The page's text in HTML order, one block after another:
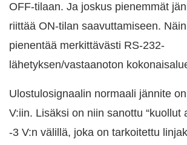
OFF-tilaan. Ja joskus pienemmät
riittää ON-tilan saavuttamiseen.
pienentää merkittävästi RS-232-
lähetyksen/vastaanoton
Ulostulosignaalin normaali jännite
V:iin. Lisäksi on niin sanottu “kuollut
-3 V:n välillä, joka on tarkoitettu